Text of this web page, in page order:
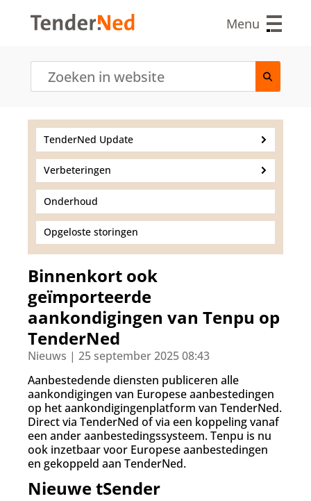
Menu
TenderNed Update
Verbeteringen
Onderhoud
Opgeloste storingen
Binnenkort ook
geïmporteerde
aankondigingen van Tenpu op
TenderNed
Nieuws | 25 september 2025 08:43
Aanbestedende diensten publiceren alle
aankondigingen van Europese aanbestedingen
op het aankondigingenplatform van TenderNed.
Direct via TenderNed of via een koppeling vanaf
een ander aanbestedingssysteem. Tenpu is nu
ook inzetbaar voor Europese aanbestedingen
en gekoppeld aan TenderNed.
Nieuwe tSender